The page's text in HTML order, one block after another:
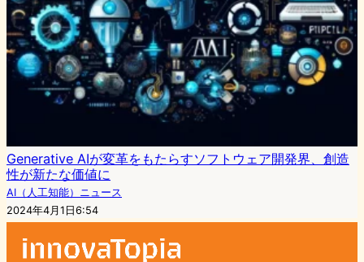
Generative AIが変革をもたらすソフトウェア開発界、創造
性が新たな価値に
AI（人工知能）ニュース
2024年4月1日6:54